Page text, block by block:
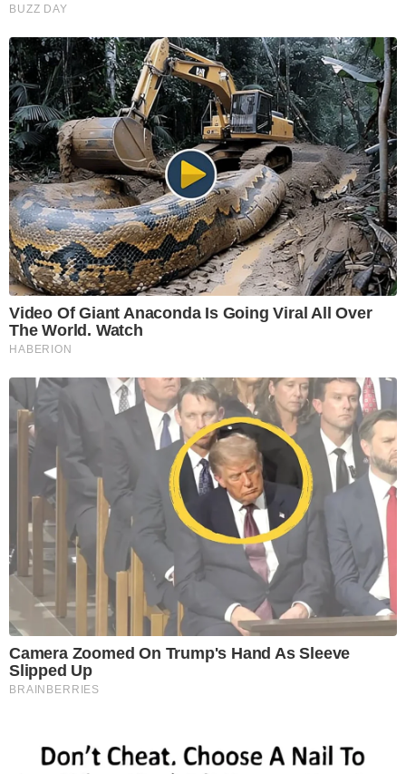
BUZZ DAY
Video Of Giant Anaconda Is Going Viral All Over
The World. Watch
HABERION
Camera Zoomed On Trump's Hand As Sleeve
Slipped Up
BRAINBERRIES